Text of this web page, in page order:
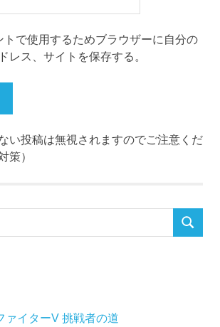
トで使用するためブラウザーに自分の
レス、サイトを保存する。
い投稿は無視されますのでご注意くだ
策）
検
ァイターV 挑戦者の道